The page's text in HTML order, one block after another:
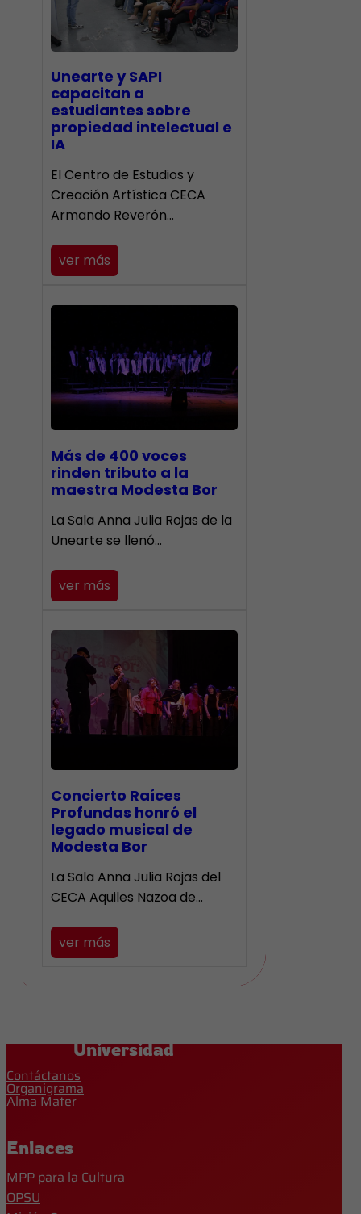
Unearte y SAPI
capacitan a
estudiantes sobre
propiedad intelectual e
IA
El Centro de Estudios y
Creación Artística CECA
Armando Reverón…
ver más
Más de 400 voces
rinden tributo a la
maestra Modesta Bor
​La Sala Anna Julia Rojas de la
Unearte se llenó…
ver más
​Concierto Raíces
Profundas honró el
legado musical de
Modesta Bor
La Sala Anna Julia Rojas del
CECA Aquiles Nazoa de…
ver más
Universidad
Contáctanos
Organigrama
Alma Mater
Enlaces
MPP para la Cultura
OPSU